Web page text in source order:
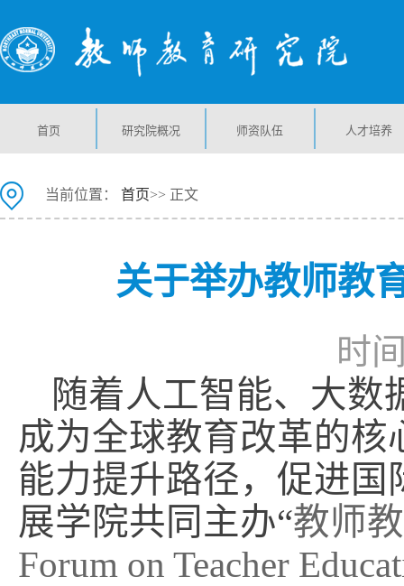
首页 研究院概况 师资队伍 人才培养
当前位置： 首页>> 正文
关于举办教师教
时
随着人工智能、大数
成为全球教育改革的
能力提升路径，促进
展学院共同主办“教师
Forum on Teacher